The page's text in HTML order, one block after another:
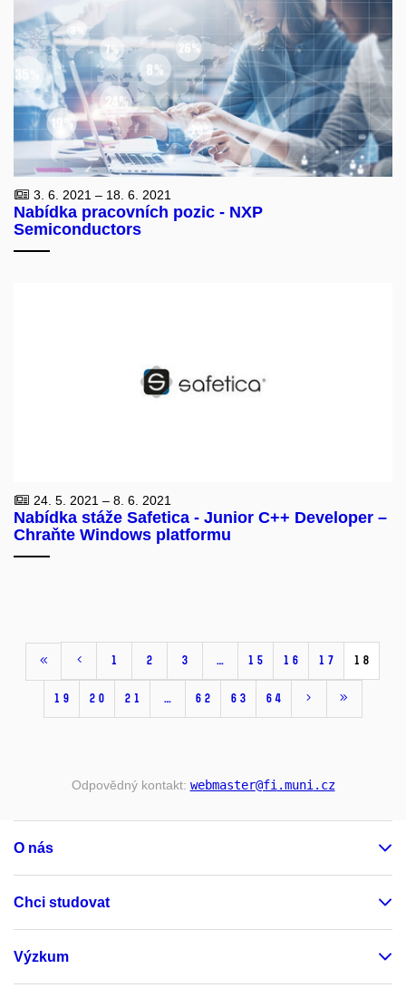
3. 6. 2021 – 18. 6. 2021
Nabídka pracovních pozic - NXP
Semiconductors
24. 5. 2021 – 8. 6. 2021
Nabídka stáže Safetica - Junior C++ Developer –
Chraňte Windows platformu
1 2 3 … 15 16 17 18
19 20 21 … 62 63 64
Odpovědný kontakt: webmaster@fi .muni .cz
O nás
Chci studovat
Výzkum